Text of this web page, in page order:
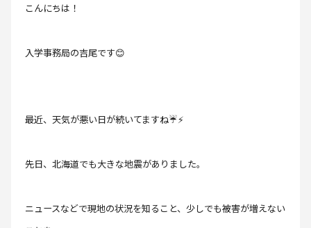
こんにちは！
入学事務局の吉尾です😊
最近、天気が悪い日が続いてますね☔⚡
先日、北海道でも大きな地震がありました。
ニュースなどで現地の状況を知ること、少しでも被害が増えない